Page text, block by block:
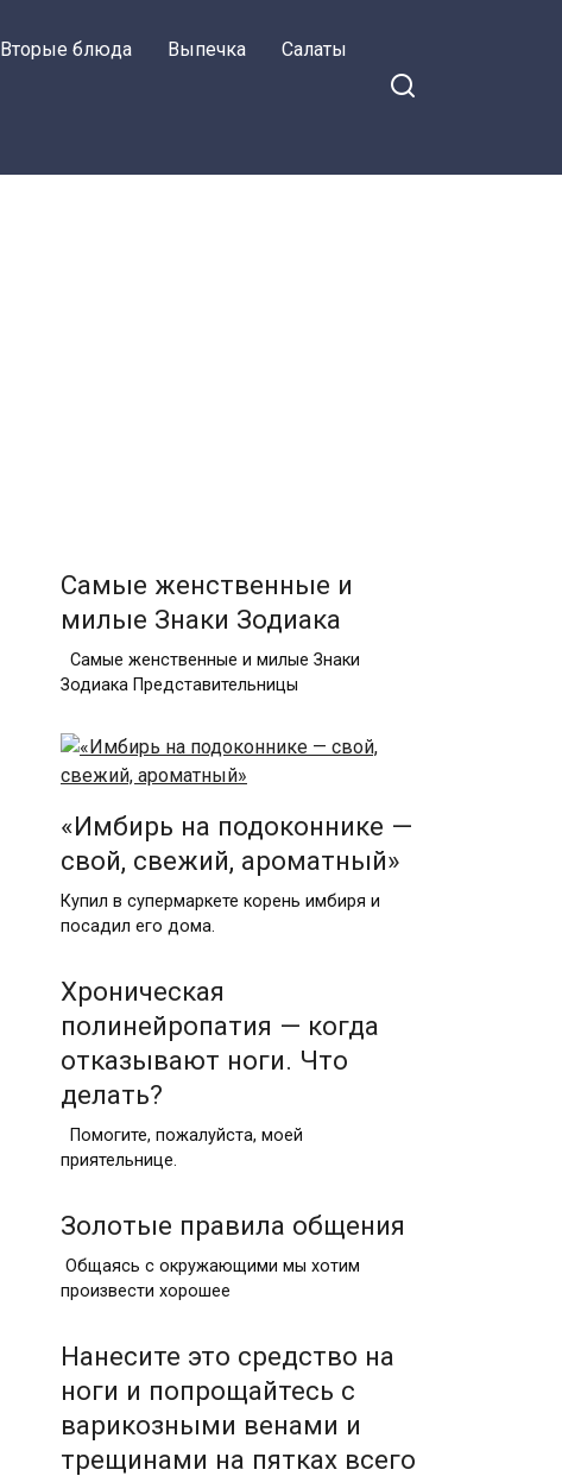
Вторые блюда Выпечка Салаты
Самые женственные и
милые Знаки Зодиака
Самые женственные и милые Знаки
Зодиака Представительницы
«Имбирь на подоконнике —
свой, свежий, ароматный»
Купил в супермаркете корень имбиря и
посадил его дома.
Хроническая
полинейропатия — когда
отказывают ноги. Что
делать?
Помогите, пожалуйста, моей
приятельнице.
Золотые правила общения
Общаясь с окружающими мы хотим
произвести хорошее
Нанесите это средство на
ноги и попрощайтесь с
варикозными венами и
трещинами на пятках всего